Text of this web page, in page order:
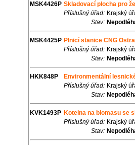
MSK4426P Skladovací plocha pro
Příslušný úřad: Krajský
Stav:
MSK4425P Plnicí stanice CNG
Příslušný úřad: Krajský
Stav:
HKK848P
Environmentální
Příslušný úřad: Krajský
Stav:
KVK1493P Kotelna na biomasu se
Příslušný úřad: Krajský
Stav: